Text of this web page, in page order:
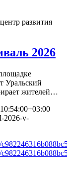
развития
2026
Уральский
жителей…
2026-v-